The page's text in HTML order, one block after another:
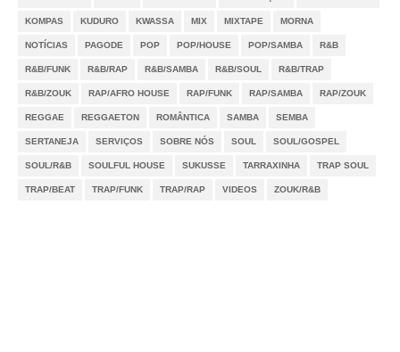
KOMPAS KUDURO KWASSA MIX MIXTAPE MORNA
NOTÍCIAS PAGODE POP POP/HOUSE POP/SAMBA R&B
R&B/FUNK R&B/RAP R&B/SAMBA R&B/SOUL R&B/TRAP
R&B/ZOUK RAP/AFRO HOUSE RAP/FUNK RAP/SAMBA RAP/ZOUK
REGGAE REGGAETON ROMÂNTICA SAMBA SEMBA
SERTANEJA SERVIÇOS SOBRE NÓS SOUL SOUL/GOSPEL
SOUL/R&B SOULFUL HOUSE SUKUSSE TARRAXINHA TRAP SOUL
TRAP/BEAT TRAP/FUNK TRAP/RAP VIDEOS ZOUK/R&B